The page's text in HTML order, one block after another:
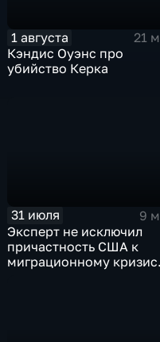
1 августа
21
Кэндис Оуэнс про
убийство Керка
31 июля
9
Эксперт не исключил
причастность США к
миграционному